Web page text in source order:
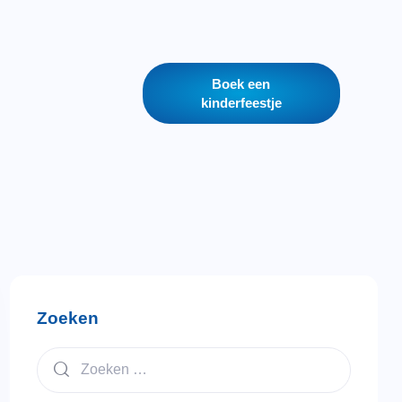
Boek een
kinderfeestje
Zoeken